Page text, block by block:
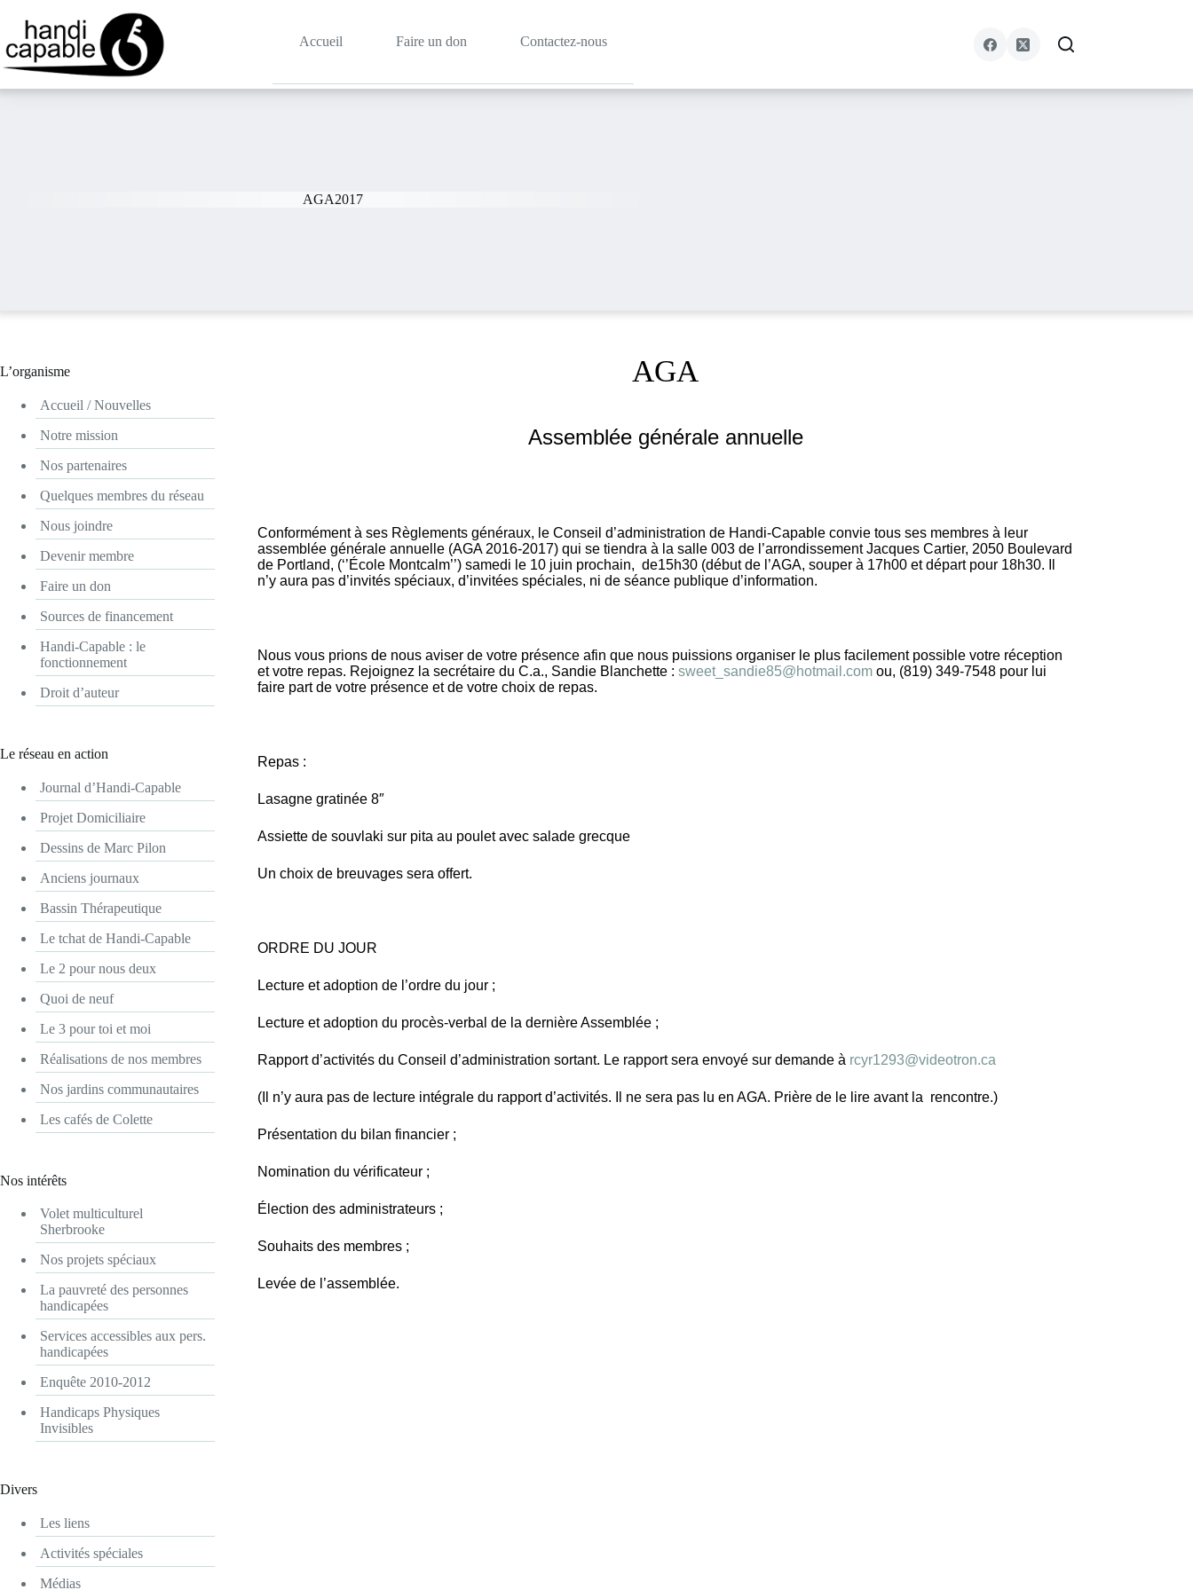
Accueil Faire un don Contactez-nous
AGA2017
AGA
Assemblée générale annuelle
Conformément à ses Règlements généraux, le Conseil d’administration de Handi-Capable convie tous ses membres à leur
assemblée générale annuelle (AGA 2016-2017) qui se tiendra à la salle 003 de l’arrondissement Jacques Cartier, 2050 Boulevard
de Portland, (‘’École Montcalm’’) samedi le 10 juin prochain, de15h30 (début de l’AGA, souper à 17h00 et départ pour 18h30. Il
n’y aura pas d’invités spéciaux, d’invitées spéciales, ni de séance publique d’information.
Nous vous prions de nous aviser de votre présence afin que nous puissions organiser le plus facilement possible votre réception
et votre repas. Rejoignez la secrétaire du C.a., Sandie Blanchette :sweet_sandie85@hotmail.com ou, (819) 349-7548 pour lui
faire part de votre présence et de votre choix de repas.
Repas :
Lasagne gratinée 8″
Assiette de souvlaki sur pita au poulet avec salade grecque
Un choix de breuvages sera offert.
ORDRE DU JOUR
Lecture et adoption de l’ordre du jour ;
Lecture et adoption du procès-verbal de la dernière Assemblée ;
Rapport d’activités du Conseil d’administration sortant. Le rapport sera envoyé sur demande à rcyr1293@videotron.ca
(Il n’y aura pas de lecture intégrale du rapport d’activités. Il ne sera pas lu en AGA. Prière de le lire avant la rencontre.)
Présentation du bilan financier ;
Nomination du vérificateur ;
Élection des administrateurs ;
Souhaits des membres ;
Levée de l’assemblée.
L’organisme
Accueil / Nouvelles
Notre mission
Nos partenaires
Quelques membres du réseau
Nous joindre
Devenir membre
Faire un don
Sources de financement
Handi-Capable : le
fonctionnement
Droit d’auteur
Le réseau en action
Journal d’Handi-Capable
Projet Domiciliaire
Dessins de Marc Pilon
Anciens journaux
Bassin Thérapeutique
Le tchat de Handi-Capable
Le 2 pour nous deux
Quoi de neuf
Le 3 pour toi et moi
Réalisations de nos membres
Nos jardins communautaires
Les cafés de Colette
Nos intérêts
Volet multiculturel
Sherbrooke
Nos projets spéciaux
La pauvreté des personnes
handicapées
Services accessibles aux pers.
handicapées
Enquête 2010-2012
Handicaps Physiques
Invisibles
Divers
Les liens
Activités spéciales
Médias